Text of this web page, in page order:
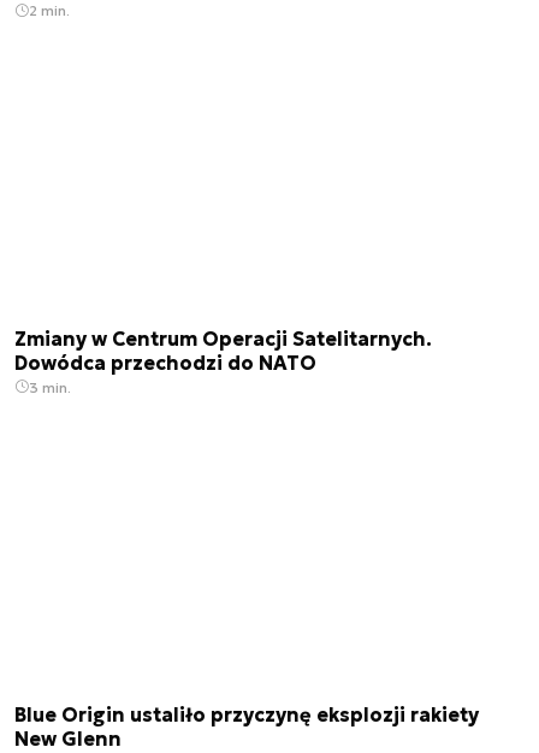
2 min.
Zmiany w Centrum Operacji Satelitarnych.
Dowódca przechodzi do NATO
3 min.
Blue Origin ustaliło przyczynę eksplozji rakiety
New Glenn